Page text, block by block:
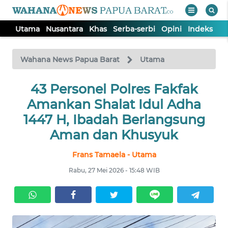
Utama Nusantara Khas Serba-serbi Opini Indeks
Wahana News Papua Barat Utama
43 Personel Polres Fakfak
Amankan Shalat Idul Adha
1447 H, Ibadah Berlangsung
Aman dan Khusyuk
Frans Tamaela - Utama
Rabu, 27 Mei 2026 - 15:48 WIB
TV
Tutup
UTAMA
NUSANTARA
SERBI
OPINI